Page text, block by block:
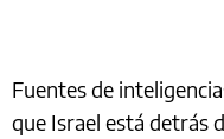
Fuentes de
que Israel está detrás